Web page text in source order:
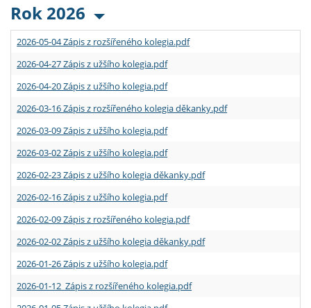
Rok 2026
2026-05-04 Zápis z rozšířeného kolegia.pdf
2026-04-27 Zápis z užšího kolegia.pdf
2026-04-20 Zápis z užšího kolegia.pdf
2026-03-16 Zápis z rozšířeného kolegia děkanky.pdf
2026-03-09 Zápis z užšího kolegia.pdf
2026-03-02 Zápis z užšího kolegia.pdf
2026-02-23 Zápis z užšího kolegia děkanky.pdf
2026-02-16 Zápis z užšího kolegia.pdf
2026-02-09 Zápis z rozšířeného kolegia.pdf
2026-02-02 Zápis z užšího kolegia děkanky.pdf
2026-01-26 Zápis z užšího kolegia.pdf
2026-01-12 Zápis z rozšířeného kolegia.pdf